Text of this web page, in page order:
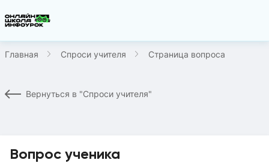
Главная Спроси учителя Страница вопроса
Вернуться в "Спроси учителя"
Вопрос ученика